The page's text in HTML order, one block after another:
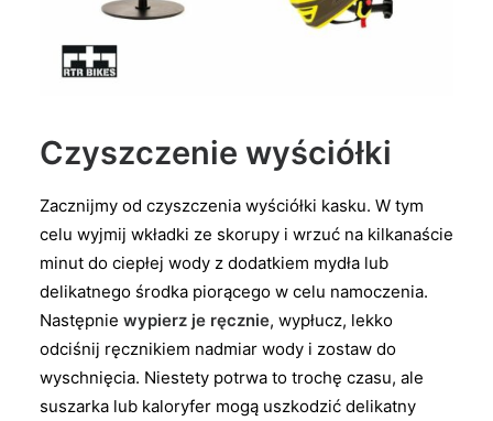
Czyszczenie wyściółki
Zacznijmy od czyszczenia wyściółki kasku. W tym
celu wyjmij wkładki ze skorupy i wrzuć na kilkanaście
minut do ciepłej wody z dodatkiem mydła lub
delikatnego środka piorącego w celu namoczenia.
Następnie wypierz je ręcznie, wypłucz, lekko
odciśnij ręcznikiem nadmiar wody i zostaw do
wyschnięcia. Niestety potrwa to trochę czasu, ale
suszarka lub kaloryfer mogą uszkodzić delikatny